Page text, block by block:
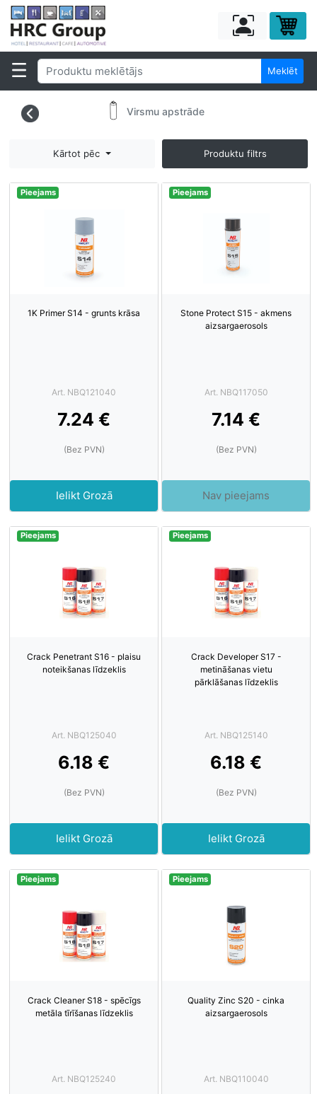
Meklēt
Virsmu apstrāde
Kārtot pēc Produktu filtrs
Pieejams
1K Primer S14 - grunts krāsa
Art. NBQ121040
7.24 €
(Bez PVN)
Ielikt Grozā
Pieejams
Stone Protect S15 - akmens
aizsargaerosols
Art. NBQ117050
7.14 €
(Bez PVN)
Nav pieejams
Pieejams
Crack Penetrant S16 - plaisu
noteikšanas līdzeklis
Art. NBQ125040
6.18 €
(Bez PVN)
Ielikt Grozā
Pieejams
Crack Developer S17 -
metināšanas vietu
pārklāšanas līdzeklis
Art. NBQ125140
6.18 €
(Bez PVN)
Ielikt Grozā
Pieejams
Crack Cleaner S18 - spēcīgs
metāla tīrīšanas līdzeklis
Art. NBQ125240
Pieejams
Quality Zinc S20 - cinka
aizsargaerosols
Art. NBQ110040